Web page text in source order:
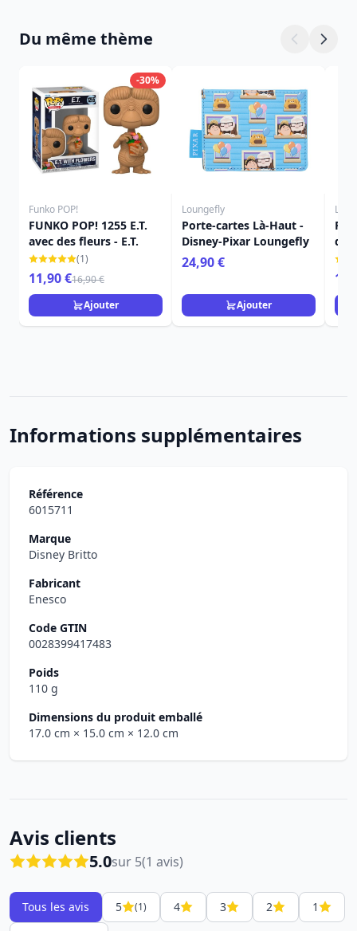
Du même thème
-30%
Funko POP!
FUNKO POP! 1255 E.T.
avec des fleurs - E.T.
(1)
11,90 €16,90 €
Ajouter
Loungefly
Porte-cartes Là-Haut -
Disney-Pixar Loungefly
24,90 €
Ajouter
Informations supplémentaires
Référence
6015711
Marque
Disney Britto
Fabricant
Enesco
Code GTIN
0028399417483
Poids
110 g
Dimensions du produit emballé
17.0 cm × 15.0 cm × 12.0 cm
Avis clients
5.0sur 5(1 avis)
Tous les avis 5 (1) 4 3 2
1